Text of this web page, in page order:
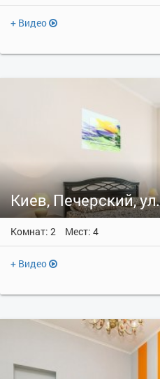
+ Видео
Киев, Печерский,
Комнат: 2 Мест: 4
+ Видео